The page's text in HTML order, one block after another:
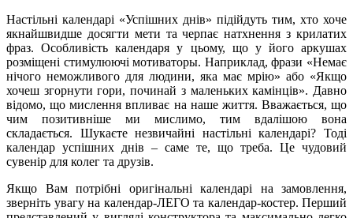
Настільні календарі «Успішних днів» підійдуть тим, хто хоче
якнайшвидше досягти мети та черпає натхнення з крилатих
фраз. Особливість календаря у цьому, що у його аркушах
розміщені стимулюючі мотиваторы. Наприклад, фрази «Немає
нічого неможливого для людини, яка має мрію» або «Якщо
хочеш згорнути гори, починай з маленьких камінців». Давно
відомо, що мислення впливає на наше життя. Вважається, що
чим позитивніше ми мислимо, тим вдалішою вона
складається. Шукаєте незвичайні настільні календарі? Тоді
календар успішних днів – саме те, що треба. Це чудовий
сувенір для колег та друзів.
Якщо Вам потрібні оригінальні календарі на замовлення,
зверніть увагу на календар-ЛЕГО та календар-костер. Перший